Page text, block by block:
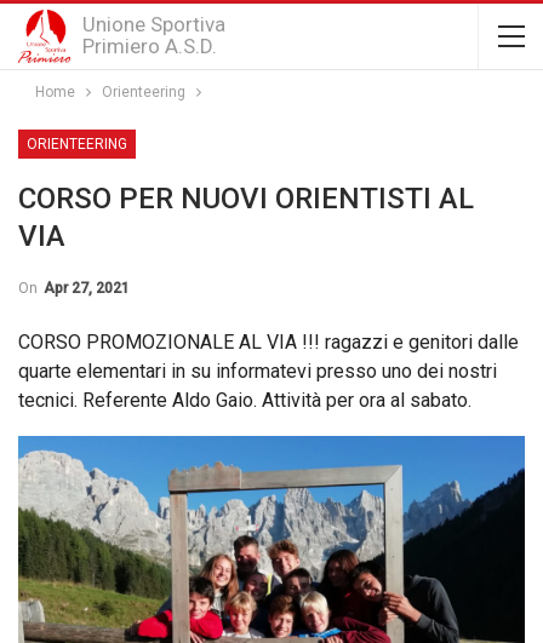
Unione Sportiva
Primiero A.S.D.
Home Orienteering
ORIENTEERING
CORSO PER NUOVI ORIENTISTI AL
VIA
On Apr 27, 2021
CORSO PROMOZIONALE AL VIA !!! ragazzi e genitori dalle
quarte elementari in su informatevi presso uno dei nostri
tecnici. Referente Aldo Gaio. Attività per ora al sabato.